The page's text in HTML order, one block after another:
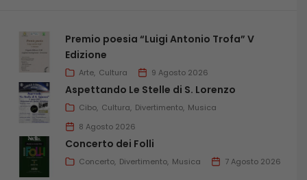
Premio poesia “Luigi Antonio Trofa” V
Edizione
Arte Cultura 9 Agosto 2026
Aspettando Le Stelle di S. Lorenzo
Cibo Cultura Divertimento Musica
8 Agosto 2026
Concerto dei Folli
Concerto Divertimento Musica 7 Agosto 2026